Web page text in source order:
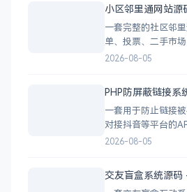
小区邻里通网站
一套完整的社区邻
单、投票、二手市
一应俱全。 前台功能 九宫格快捷
2026-08-05
PHP防屏蔽链接
一套用于防止链接
对接抖音等平台的
能 多域名池智能切换，降低被拦截概率 对接
分析
2026-08-05
交友盲盒系统源